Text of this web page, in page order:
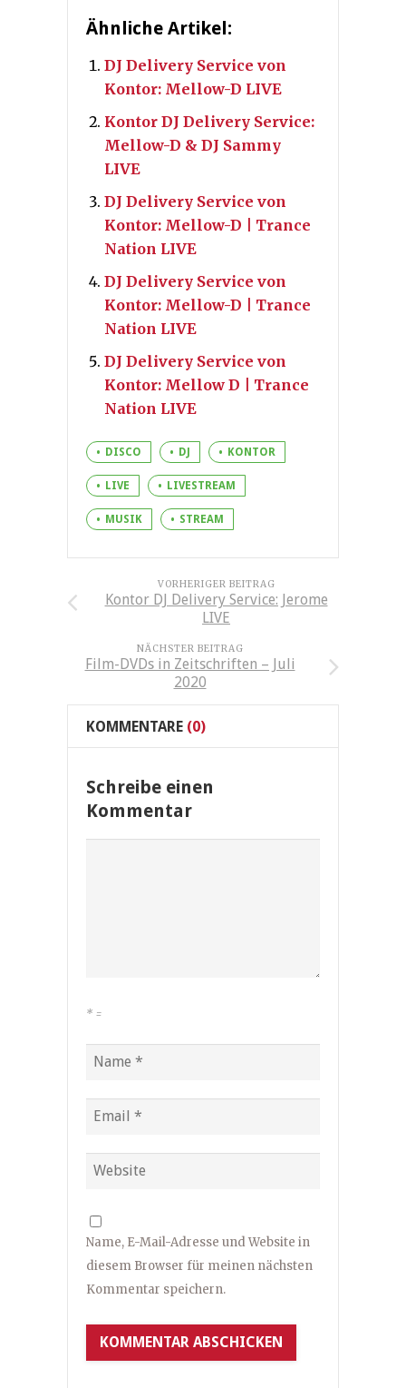
Ähnliche Artikel:
DJ Delivery Service von
Kontor: Mellow-D LIVE
Kontor DJ Delivery Service:
Mellow-D & DJ Sammy
LIVE
DJ Delivery Service von
Kontor: Mellow-D | Trance
Nation LIVE
DJ Delivery Service von
Kontor: Mellow-D | Trance
Nation LIVE
DJ Delivery Service von
Kontor: Mellow D | Trance
Nation LIVE
DISCO DJ KONTOR
LIVE LIVESTREAM
MUSIK STREAM
VORHERIGER BEITRAG
Kontor DJ Delivery Service: Jerome
LIVE
NÄCHSTER BEITRAG
Film-DVDs in Zeitschriften – Juli
2020
KOMMENTARE (0)
Schreibe einen
Kommentar
* =
Name, E-Mail-Adresse und Website in
diesem Browser für meinen nächsten
Kommentar speichern.